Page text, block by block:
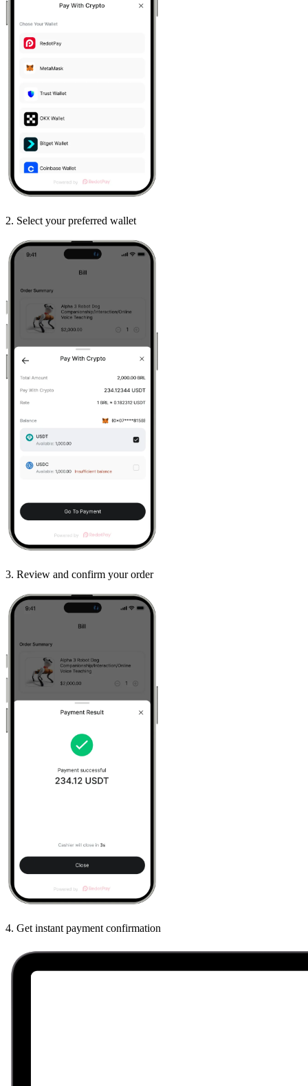
2. Select your preferred wallet
3. Review and confirm your order
4. Get instant payment confirmation